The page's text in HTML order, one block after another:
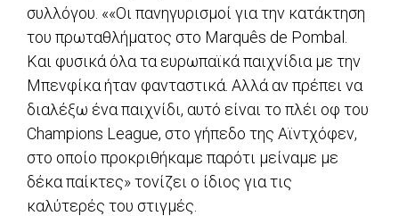
συλλόγου. ««Οι πανηγυρισμοί για την κατάκτηση
του πρωταθλήματος στο Marquês de Pombal.
Και φυσικά όλα τα ευρωπαϊκά παιχνίδια με την
Μπενφίκα ήταν φανταστικά. Αλλά αν πρέπει να
διαλέξω ένα παιχνίδι, αυτό είναι το πλέι οφ του
Champions League, στο γήπεδο της Αϊντχόφεν,
στο οποίο προκριθήκαμε παρότι μείναμε με
δέκα παίκτες» τονίζει ο ίδιος για τις
καλύτερές του στιγμές.